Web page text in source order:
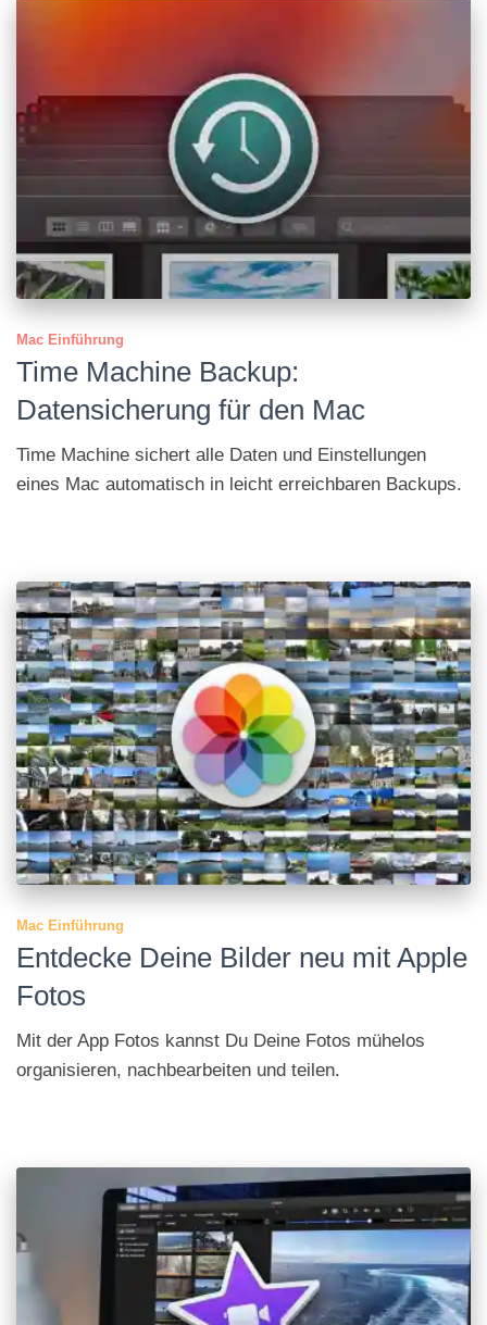
Mac Einführung
Time Machine Backup:
Datensicherung für den Mac
Time Machine sichert alle Daten und Ein­stell­ungen
eines Mac auto­ma­tisch in leicht er­reich­baren Backups.
Mac Einführung
Entdecke Deine Bilder neu mit Apple
Fotos
Mit der App Fotos kannst Du Deine Fotos mühe­los
orga­ni­sieren, nach­bear­beiten und teilen.